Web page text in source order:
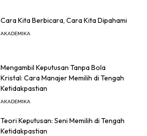
Cara Kita Berbicara, Cara Kita Dipahami
AKADEMIKA
Mengambil Keputusan Tanpa Bola
Kristal: Cara Manajer Memilih di Tengah
Ketidakpastian
AKADEMIKA
Teori Keputusan: Seni Memilih di Tengah
Ketidakpastian